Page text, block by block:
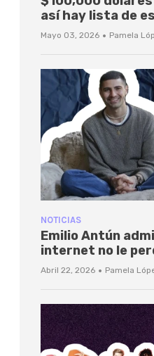
así hay lista de
Mayo 03, 2026 · Pamela
NOTICIAS
Emilio Antún
internet no le
Abril 22, 2026 · Pamela